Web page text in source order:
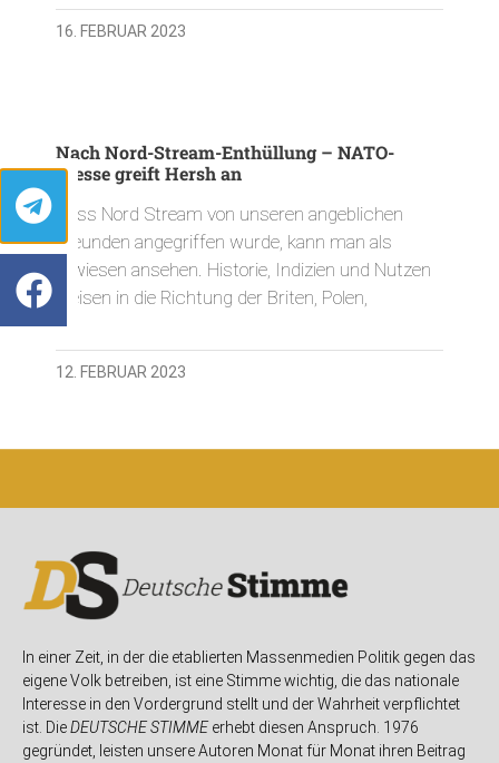
16. FEBRUAR 2023
Nach Nord-Stream-Enthüllung – NATO-
Presse greift Hersh an
Dass Nord Stream von unseren angeblichen
Freunden angegriffen wurde, kann man als
erwiesen ansehen. Historie, Indizien und Nutzen
weisen in die Richtung der Briten, Polen,
12. FEBRUAR 2023
In einer Zeit, in der die etablierten Massenmedien Politik gegen das
eigene Volk betreiben, ist eine Stimme wichtig, die das nationale
Interesse in den Vordergrund stellt und der Wahrheit verpflichtet
ist. DieDEUTSCHE STIMMEerhebt diesen Anspruch. 1976
gegründet, leisten unsere Autoren Monat für Monat ihren Beitrag